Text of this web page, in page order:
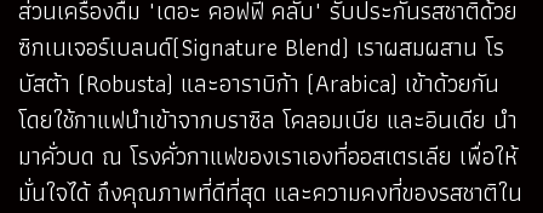
ส่วนเครื่องดื่ม "เดอะ คอฟฟี่ คลับ" รับประกันรสชาติด้วย
ซิกเนเจอร์เบลนด์(Signature Blend) เราผสมผสาน โร
บัสต้า (Robusta) และอาราบิก้า (Arabica) เข้าด้วยกัน
โดยใช้กาแฟนำเข้าจากบราซิล โคลอมเบีย และอินเดีย นำ
มาคั่วบด ณ โรงคั่วกาแฟของเราเองที่ออสเตรเลีย เพื่อให้
มั่นใจได้ ถึงคุณภาพที่ดีที่สุด และความคงที่ของรสชาติใน